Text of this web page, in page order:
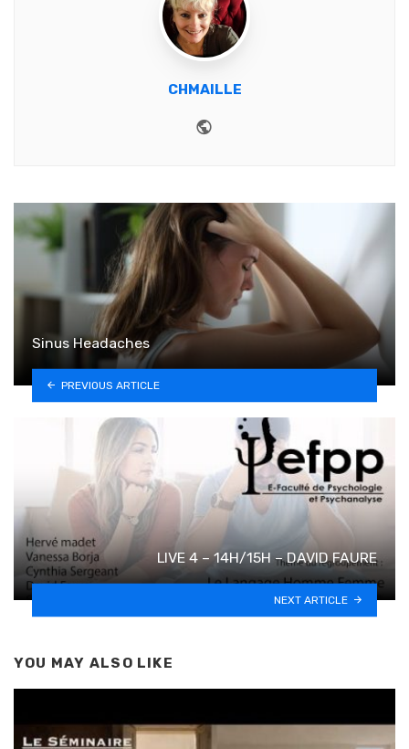
CHMAILLE
Sinus Headaches
PREVIOUS ARTICLE
LIVE 4 – 14H/15H – DAVID FAURE
NEXT ARTICLE
YOU MAY ALSO LIKE